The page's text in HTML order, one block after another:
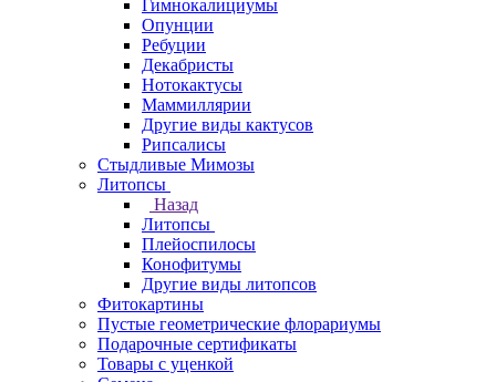
Гимнокалициумы
Опунции
Ребуции
Декабристы
Нотокактусы
Маммиллярии
Другие виды кактусов
Рипсалисы
Стыдливые Мимозы
Литопсы
Назад
Литопсы
Плейоспилосы
Конофитумы
Другие виды литопсов
Фитокартины
Пустые геометрические флорариумы
Подарочные сертификаты
Товары с уценкой